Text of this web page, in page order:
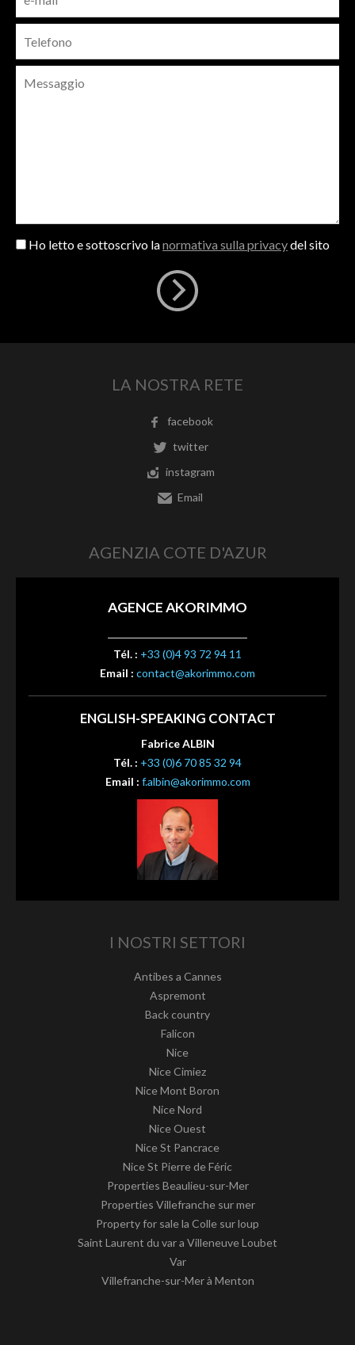
Ho letto e sottoscrivo lanormativa sulla privacydel sito
LA NOSTRA RETE
facebook
twitter
instagram
Email
AGENZIA COTE D'AZUR
AGENCE AKORIMMO
Tél. : +33 (0)4 93 72 94 11
Email : contact@akorimmo.com
ENGLISH-SPEAKING CONTACT
Fabrice ALBIN
Tél. : +33 (0)6 70 85 32 94
Email : f.albin@akorimmo.com
I NOSTRI SETTORI
Antibes a Cannes
Aspremont
Back country
Falicon
Nice
Nice Cimiez
Nice Mont Boron
Nice Nord
Nice Ouest
Nice St Pancrace
Nice St Pierre de Féric
Properties Beaulieu-sur-Mer
Properties Villefranche sur mer
Property for sale la Colle sur loup
Saint Laurent du var a Villeneuve Loubet
Var
Villefranche-sur-Mer à Menton